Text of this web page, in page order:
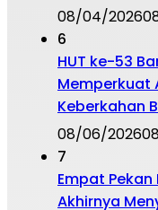
08/04/2026
6
HUT ke-53
Memperkuat
Keberkahan
08/06/2026
7
Empat Pekan
Akhirnya